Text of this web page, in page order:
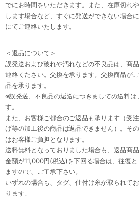
でにお時間をいただきます。また、在庫切れ
します場合など、すぐに発送ができない場合
にてご連絡いたします。
＜返品について＞
誤発送および破れや汚れなどの不良品は、商
連絡ください。交換を承ります。交換商品が
品を承ります。
※誤発送、不良品の返送につきましての送料は
す。
また、お客様ご都合のご返品も承ります（受
げ等の加工後の商品は返品できません）。そ
はお客様ご負担となります。
送料無料となっておりました場合も、返品商
金額が11,000円(税込)を下回る場合は、往復
ますので、ご了承下さい。
いずれの場合も、タグ、仕付け糸が取られて
ります。